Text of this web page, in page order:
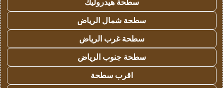
سطحة هيدروليك
سطحة شمال الرياض
سطحة غرب الرياض
سطحة جنوب الرياض
اقرب سطحة